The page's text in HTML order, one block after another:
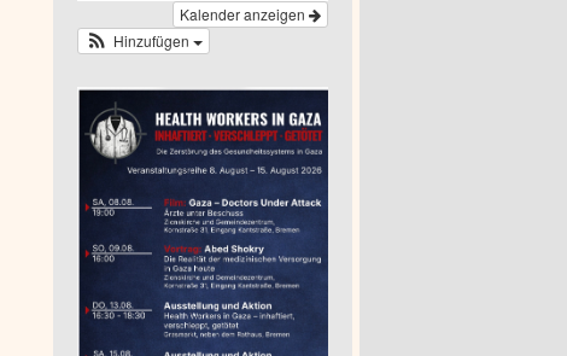
Kalender anzeigen
Hinzufügen